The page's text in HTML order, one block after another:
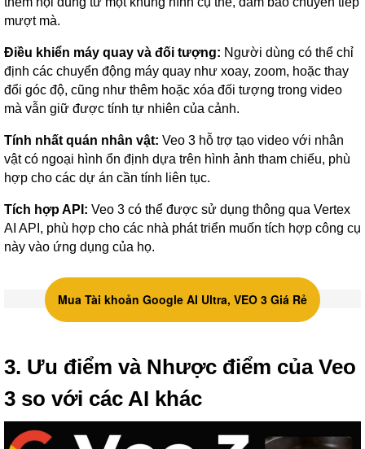
mượt mà.
Điều khiển máy quay và đối tượng: Người dùng có thể chỉ
định các chuyển động máy quay như xoay, zoom, hoặc thay
đổi góc độ, cũng như thêm hoặc xóa đối tượng trong video
mà vẫn giữ được tính tự nhiên của cảnh.
Tính nhất quán nhân vật: Veo 3 hỗ trợ tạo video với nhân
vật có ngoại hình ổn định dựa trên hình ảnh tham chiếu, phù
hợp cho các dự án cần tính liên tục.
Tích hợp API: Veo 3 có thể được sử dụng thông qua Vertex
AI API, phù hợp cho các nhà phát triển muốn tích hợp công cụ
này vào ứng dụng của họ.
Mua Tài khoản Google AI Ultra, VEO 3 Giá Rẻ
3. Ưu điểm và Nhược điểm của Veo
3 so với các AI khác